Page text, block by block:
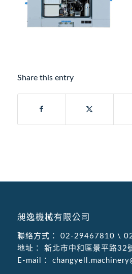
Share this entry
昶逸機械有限公司
聯絡方式： 02-29467810 \
地址：
新北市中和區景平路32
E-mail：